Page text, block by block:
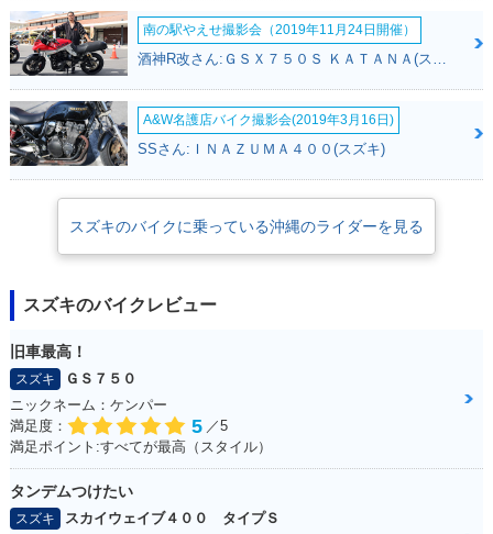
南の駅やえせ撮影会（2019年11月24日開催）
酒神R改さん:ＧＳＸ７５０Ｓ ＫＡＴＡＮＡ(スズキ)
A&W名護店バイク撮影会(2019年3月16日)
SSさん:ＩＮＡＺＵＭＡ４００(スズキ)
スズキのバイクに乗っている沖縄のライダーを見る
スズキのバイクレビュー
旧車最高！
スズキ
ＧＳ７５０
ニックネーム：ケンパー
満足度：
5 ／5
満足ポイント:すべてが最高（スタイル）
タンデムつけたい
スズキ
スカイウェイブ４００ タイプＳ